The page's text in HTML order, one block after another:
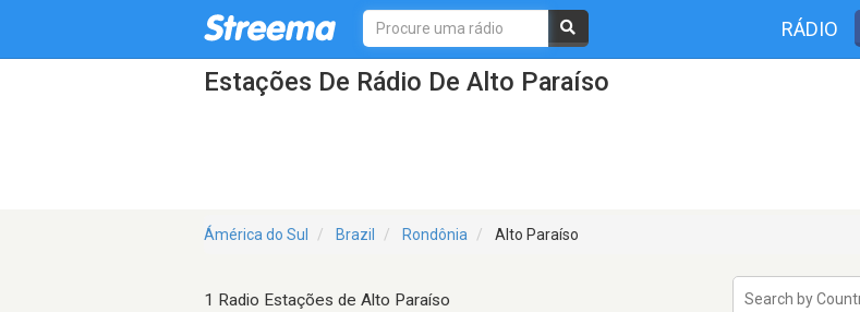
RÁDIO
Estações De Rádio De Alto Paraíso
Ámérica do Sul Brazil Rondônia Alto Paraíso
1 Radio Estações de Alto Paraíso